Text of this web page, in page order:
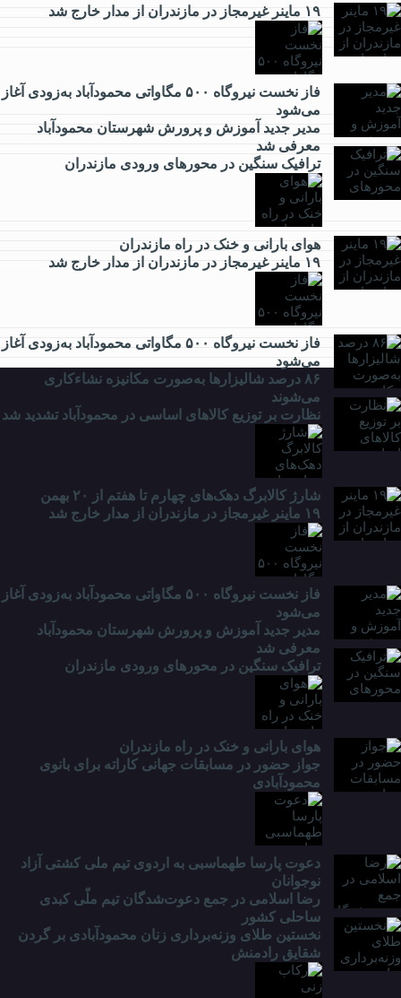
۱۹ ماینر غیرمجاز در مازندران از مدار خارج شد
فاز نخست نیروگاه ۵۰۰ مگاواتی محمودآباد به‌زودی آغاز
می‌شود
مدیر جدید آموزش و پرورش شهرستان محمودآباد
معرفی شد
ترافیک سنگین در محور‌های ورودی مازندران
هوای بارانی و خنک در راه مازندران
اقتصادی
۱۹ ماینر غیرمجاز در مازندران از مدار خارج شد
فاز نخست نیروگاه ۵۰۰ مگاواتی محمودآباد به‌زودی آغاز
می‌شود
۸۶ درصد شالیزارها به‌صورت مکانیزه نشاءکاری
می‌شوند
نظارت بر توزیع کالا‌های اساسی در محمودآباد تشدید شد
شارژ کالابرگ دهک‌های چهارم تا هفتم از ۲۰ بهمن
فرهنگی
۱۹ ماینر غیرمجاز در مازندران از مدار خارج شد
فاز نخست نیروگاه ۵۰۰ مگاواتی محمودآباد به‌زودی آغاز
می‌شود
مدیر جدید آموزش و پرورش شهرستان محمودآباد
معرفی شد
ترافیک سنگین در محور‌های ورودی مازندران
هوای بارانی و خنک در راه مازندران
ورزشی
جواز حضور در مسابقات جهانی کاراته برای بانوی
محمودآبادی
دعوت پارسا طهماسبی به اردوی تیم ملی کشتی آزاد
نوجوانان
رضا اسلامی در جمع دعوت‌شدگان تیم ملّی کبدی
ساحلی کشور
نخستین طلای وزنه‌برداری زنان محمودآبادی بر گردن
شقایق رادمنش